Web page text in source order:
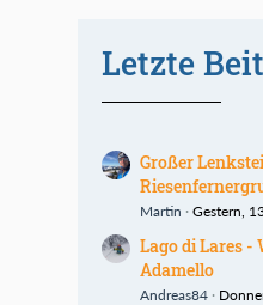
Letzte
Großer
Martin Gestern,
Lago di Lares -
Adamello
Andreas84